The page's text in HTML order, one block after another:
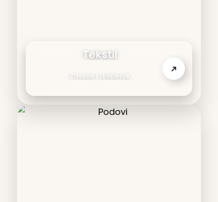
Tekstil
Zavese i draperije
➜